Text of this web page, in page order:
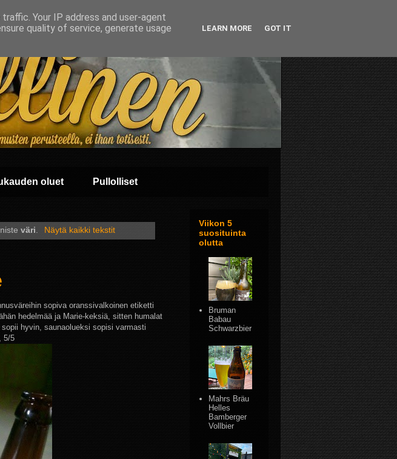
oluet Pullolliset
väri. Näytä kaikki tekstit
sopiva oranssivalkoinen etiketti
hedelmää ja Marie-keksiä, sitten humalat
hyvin, saunaolueksi sopisi varmasti
5/5
Viikon 5
suosituinta
olutta
Bruman
Babau
Schwarzbier
Mahrs Bräu
Helles
Bamberger
Vollbier
Your IP address and user-agent
quality of service, generate usage
LEARN MORE GOT IT